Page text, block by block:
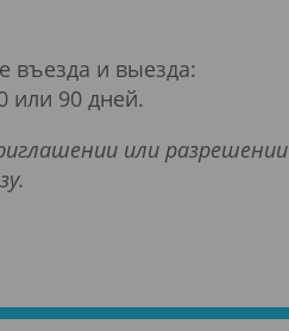
въезда и выезда:
или 90 дней.
или разрешении